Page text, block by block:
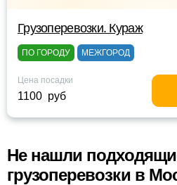
Грузоперевозки. Кураж
ПО ГОРОДУ МЕЖГОРОД
Цена посадки
1100 руб
Не нашли
грузоперевозки в